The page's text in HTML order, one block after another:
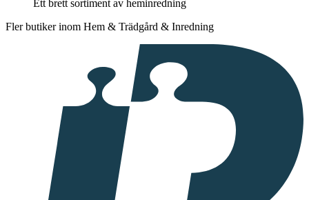
Ett brett sortiment av heminredning
Fler butiker inom Hem & Trädgård & Inredning